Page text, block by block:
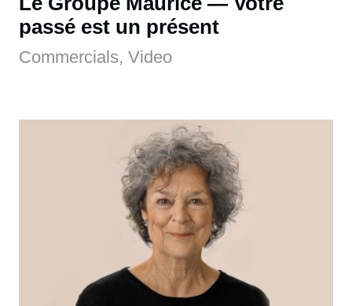
passé est un présent
Commercials, Video